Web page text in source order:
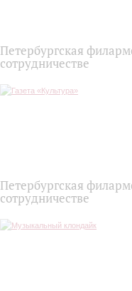
Петербургская
сотрудничестве
Петербургская
сотрудничестве